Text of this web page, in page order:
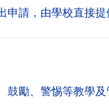
請，由學校直接提
勵、警惕等教學